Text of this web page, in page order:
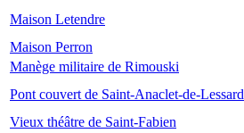
Maison Letendre
Maison Perron
Manège militaire de Rimouski
Pont couvert de Saint-Anaclet-de-Lessard
Vieux théâtre de Saint-Fabien